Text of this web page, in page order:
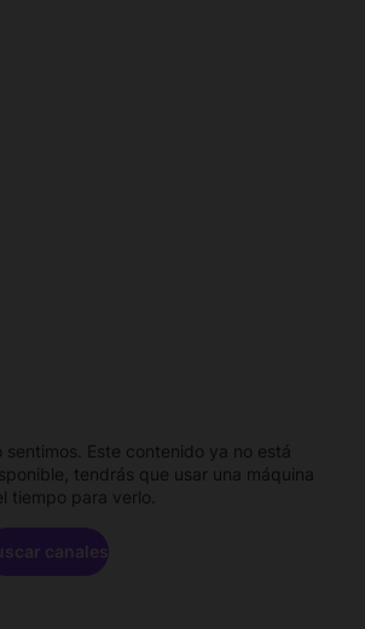
sentimos. Este contenido ya no está
tendrás que usar una máquina
tiempo para verlo.
canales